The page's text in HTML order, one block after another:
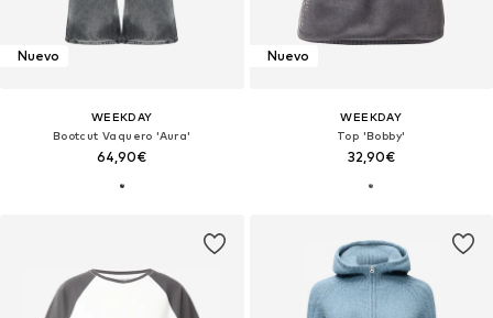
Nuevo
WEEKDAY
Bootcut Vaquero 'Aura'
64,90€
Nuevo
WEEKDAY
Top 'Bobby'
32,90€